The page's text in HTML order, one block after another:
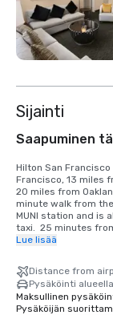
Sijainti
Saapuminen
Hilton San
Francisco, 13 miles
20 miles from
minute walk from
MUNI station and is
taxi.  25 minutes
BART train.  We are
Lue lisää
Distance from
Pysäköinti alueella
Maksullinen
Pysäköijän